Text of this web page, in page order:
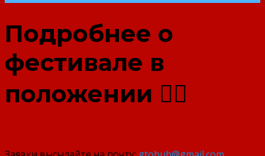
Подробнее о
фестивале в
положении 👇🏻